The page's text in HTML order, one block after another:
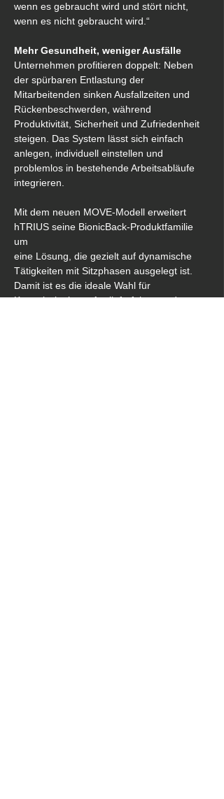
wenn es gebraucht wird und stört nicht,
wenn es nicht gebraucht wird.“
Mehr Gesundheit, weniger Ausfälle
Unternehmen profitieren doppelt: Neben
der spürbaren Entlastung der
Mitarbeitenden sinken Ausfallzeiten und
Rückenbeschwerden, während
Produktivität, Sicherheit und Zufriedenheit
steigen. Das System lässt sich einfach
anlegen, individuell einstellen und
problemlos in bestehende Arbeitsabläufe
integrieren.
Mit dem neuen MOVE-Modell erweitert
hTRIUS seine BionicBack-Produktfamilie
um
eine Lösung, die gezielt auf dynamische
Tätigkeiten mit Sitzphasen ausgelegt ist.
Damit ist es die ideale Wahl für
Kommissionierer, Auslieferfahrer und